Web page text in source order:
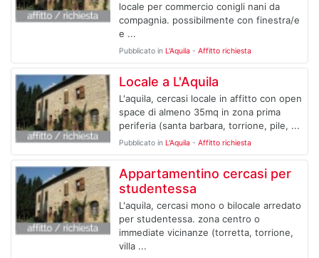
locale per commercio conigli nani da
compagnia. possibilmente con finestra/e
e ...
Pubblicato in L'Aquila - Affitto richiesta
Locale a L'Aquila
L'aquila, cercasi locale in affitto con open
space di almeno 35mq in zona prima
periferia (santa barbara, torrione, pile, ...
Pubblicato in L'Aquila - Affitto richiesta
Appartamentino cercasi per
studentessa
L'aquila, cercasi mono o bilocale arredato
per studentessa. zona centro o
immediate vicinanze (torretta, torrione,
villa ...